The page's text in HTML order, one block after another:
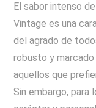
El sabor intenso
Vintage es una
del agrado de
robusto y
aquellos que
Sin embargo, para